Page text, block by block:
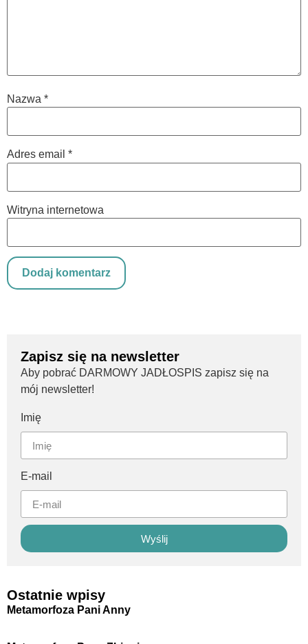
Nazwa *
Adres email *
Witryna internetowa
Zapisz się na newsletter
Aby pobrać DARMOWY JADŁOSPIS zapisz się na
mój newsletter!
Imię
E-mail
Wyślij
Ostatnie wpisy
Metamorfoza Pani Anny